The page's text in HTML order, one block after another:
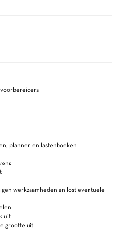
plannen en lastenboeken
werkzaamheden en lost eventuele
uit
grootte uit